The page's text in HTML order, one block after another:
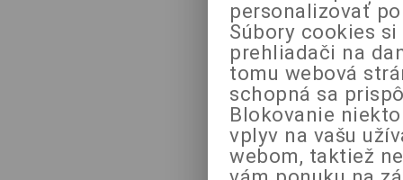
personalizovať
Súbory cookies
prehliadači na
tomu webová
schopná sa
Blokovanie
vplyv na vašu
webom, taktiež